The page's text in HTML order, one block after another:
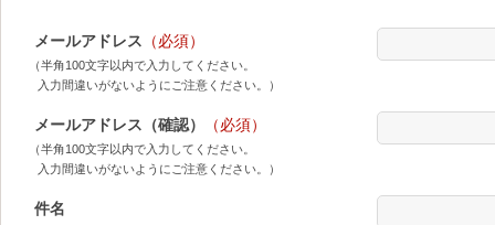
メールアドレス （必須）
（半角100文字以内で入力してください。
入力間違いがないようにご注意ください。）
メールアドレス（確認） （必須）
（半角100文字以内で入力してください。
入力間違いがないようにご注意ください。）
件名